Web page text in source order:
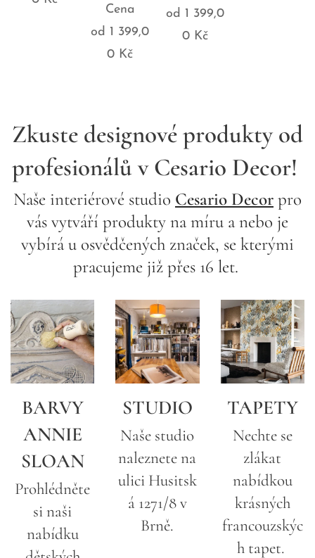
od1 399,0
0 Kč
Zkuste designové produkty od
profesionálů v Cesario Decor!
Naše interiérové studio Cesario Decor pro
vás vytváří produkty na míru a nebo je
vybírá u osvědčených značek, se kterými
pracujeme již přes 16 let.
BARVY
ANNIE
SLOAN
Prohlédněte
si naši
nabídku
STUDIO
Naše studio
naleznete na
ulici Husitsk
á 1271/8 v
Brně.
TAPETY
Nechte se
zlákat
nabídkou
krásných
francouzskýc
h tapet.